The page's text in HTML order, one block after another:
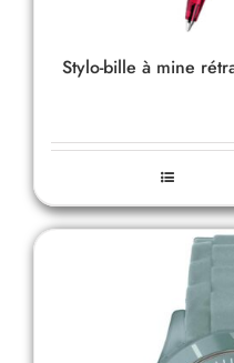
Stylo-bille à mine